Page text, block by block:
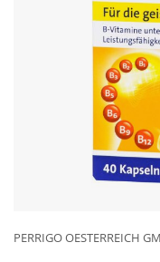
PERRIGO OESTERREICH